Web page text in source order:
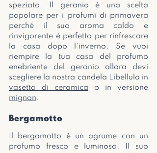
speziato. Il geranio è una scelta
popolare per i profumi di primavera
perché il suo aroma caldo e
rinvigorente è perfetto per rinfrescare
la casa dopo l'inverno. Se vuoi
riempire la tua casa del profumo
enebriente del geranio allora devi
vasetto di ceramica
mignon.
Bergamotto
Il bergamotto è un agrume con un
profumo fresco e luminoso. Il suo